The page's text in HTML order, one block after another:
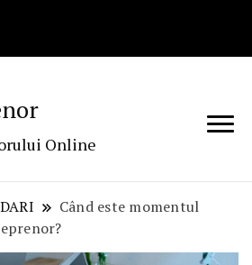
Online
Când este momentul